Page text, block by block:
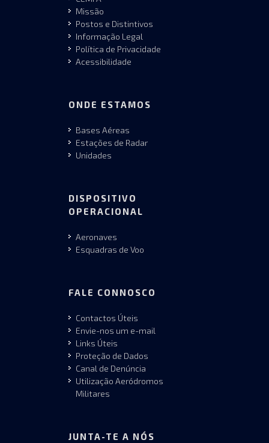
Missão
Postos e Distintivos
Informação Legal
Política de Privacidade
Acessibilidade
ONDE ESTAMOS
Bases Aéreas
Estações de Radar
Unidades
DISPOSITIVO
OPERACIONAL
Aeronaves
Esquadras de Voo
FALE CONNOSCO
Contactos Úteis
Envie-nos um e-mail
Links Úteis
Proteção de Dados
Canal de Denúncia
Utilização Aeródromos
Militares
JUNTA-TE A NÓS